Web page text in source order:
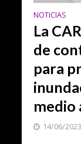
NOTICIAS
La
de
para
medio
14/06/2023